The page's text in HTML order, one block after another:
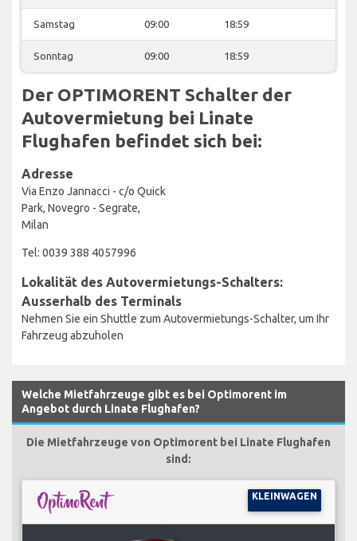
Samstag 09:00 18:59
Sonntag 09:00 18:59
Der OPTIMORENT Schalter der
Autovermietung bei Linate
Flughafen befindet sich bei:
Adresse
Via Enzo Jannacci - c/o Quick
Park, Novegro - Segrate,
Milan
Tel: 0039 388 4057996
Lokalität des Autovermietungs-Schalters:
Ausserhalb des Terminals
Nehmen Sie ein Shuttle zum Autovermietungs-Schalter, um Ihr
Fahrzeug abzuholen
Welche Mietfahrzeuge gibt es bei Optimorent im
Angebot durch Linate Flughafen?
Die Mietfahrzeuge von Optimorent bei Linate Flughafen
sind:
KLEINWAGEN